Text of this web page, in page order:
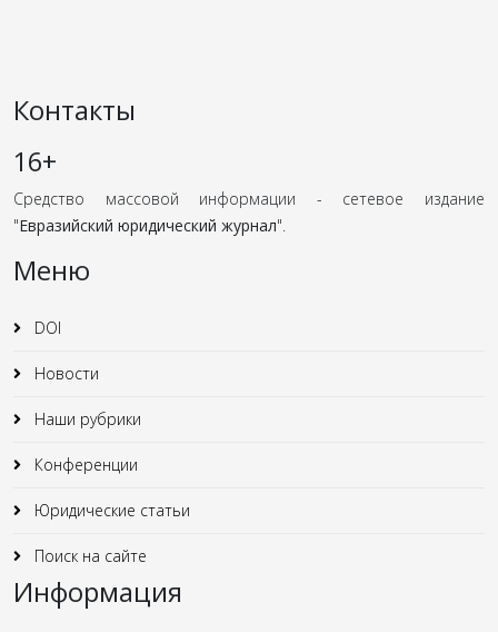
Контакты
16+
Средство массовой информации - сетевое издание
"Евразийский юридический журнал".
Меню
DOI
Новости
Наши рубрики
Конференции
Юридические статьи
Поиск на сайте
Информация